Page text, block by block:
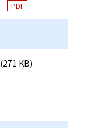
PDF
(271 KB)